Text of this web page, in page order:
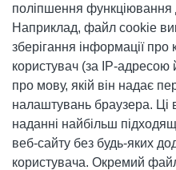
поліпшення функціювання
Наприклад, файл cookie
зберігання інформації про
користувач (за IP-
про мову, якій він надає
налаштувань браузера. Ці
наданні найбільш
веб-сайту без будь-яких
користувача. Окремий